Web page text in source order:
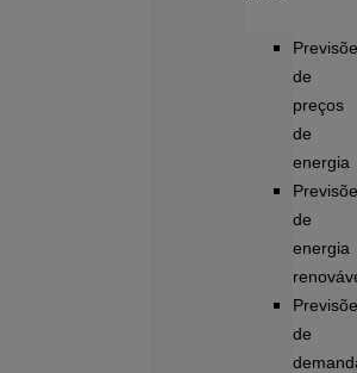
de
preços
de
energia
de
energia
de